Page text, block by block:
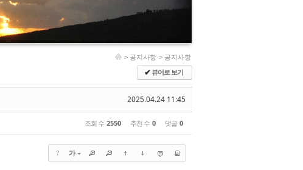
> 공지사항 > 공지사항
✔뷰어로 보기
2025.04.24 11:45
조회 수 2550 추천 수 0 댓글 0
? 가